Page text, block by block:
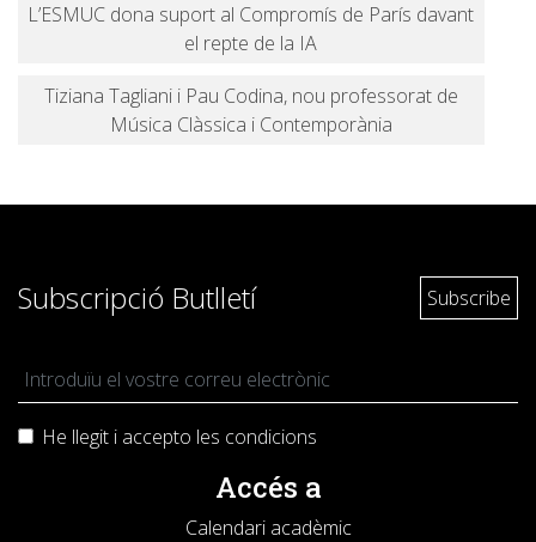
L’ESMUC dona suport al Compromís de París davant
el repte de la IA
Tiziana Tagliani i Pau Codina, nou professorat de
Música Clàssica i Contemporània
Subscripció Butlletí
He llegit i accepto les condicions
Accés a
Calendari acadèmic